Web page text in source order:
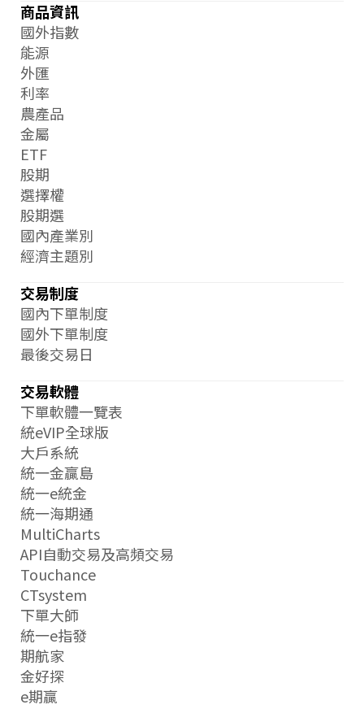
商品資訊
國外指數
能源
外匯
利率
農產品
金屬
ETF
股期
選擇權
股期選
國內產業別
經濟主題別
交易制度
國內下單制度
國外下單制度
最後交易日
交易軟體
下單軟體一覽表
統eVIP全球版
大戶系統
統一金贏島
統一e統金
統一海期通
MultiCharts
API自動交易及高頻交易
Touchance
CTsystem
下單大師
統一e指發
期航家
金好探
e期贏